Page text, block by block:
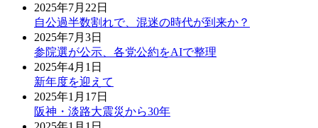
2025年7月22日
自公過半数割れで、混迷の時代が到来か？
2025年7月3日
参院選が公示、各党公約をAIで整理
2025年4月1日
新年度を迎えて
2025年1月17日
阪神・淡路大震災から30年